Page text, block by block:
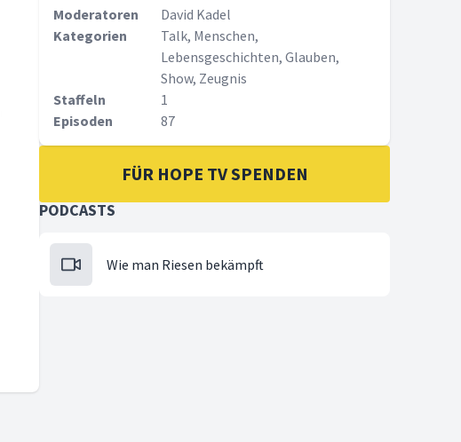
Moderatoren
David Kadel
Kategorien
Talk, Menschen,
Lebensgeschichten, Glauben,
Show, Zeugnis
Staffeln
1
Episoden
87
FÜR HOPE TV SPENDEN
PODCASTS
Wie man Riesen bekämpft